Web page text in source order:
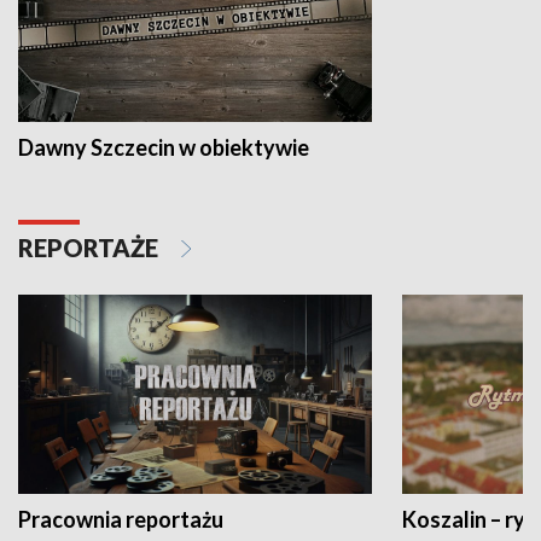
Dawny Szczecin w obiektywie
REPORTAŻE
Pracownia reportażu Koszalin –